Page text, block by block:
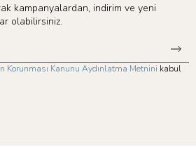
kampanyalardan, indirim ve yeni
olabilirsiniz.
Korunması Kanunu Aydınlatma Metnini kabul